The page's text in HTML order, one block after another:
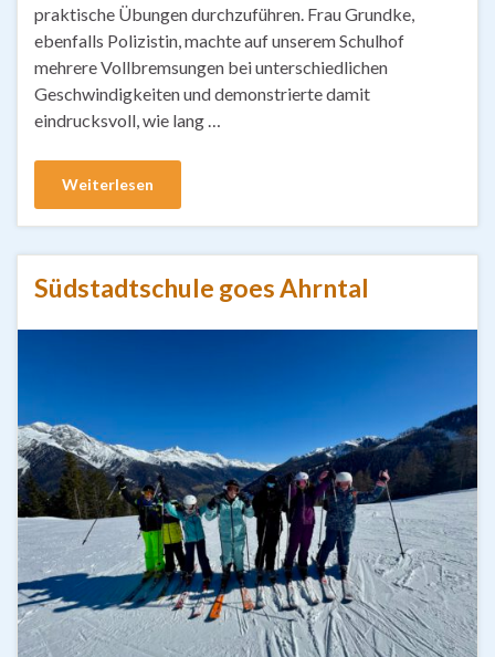
praktische Übungen durchzuführen. Frau Grundke,
ebenfalls Polizistin, machte auf unserem Schulhof
mehrere Vollbremsungen bei unterschiedlichen
Geschwindigkeiten und demonstrierte damit
eindrucksvoll, wie lang …
Weiterlesen
Südstadtschule goes Ahrntal